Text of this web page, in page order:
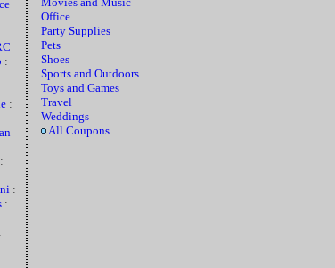
:
:
:
:
:
:
Office
Party Supplies
Pets
Shoes
Sports and Outdoors
Toys and Games
Travel
Weddings
All Coupons